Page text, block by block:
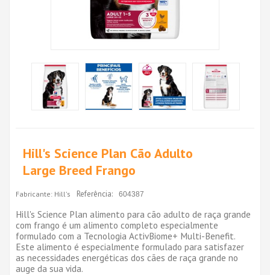
Hill's Science Plan Cão Adulto
Large Breed Frango
Fabricante: Hill's Referência: 604387
Hill's Science Plan alimento para cão adulto de raça grande
com frango é um alimento completo especialmente
formulado com a Tecnologia ActivBiome+ Multi-Benefit.
Este alimento é especialmente formulado para satisfazer
as necessidades energéticas dos cães de raça grande no
auge da sua vida.